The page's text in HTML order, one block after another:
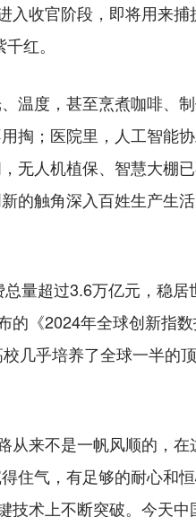
入收官阶段，即将用来捕
红。
度，甚至烹煮咖啡、制
掏；医院里，人工智能
无人机植保、智慧大棚已
的触角深入百姓生产生
量超过3.6万亿元，稳居
的《2024年全球创新指
几乎培养了全球一半的
来不是一帆风顺的，在
住气，有足够的耐心和
技术上不断突破。今天中